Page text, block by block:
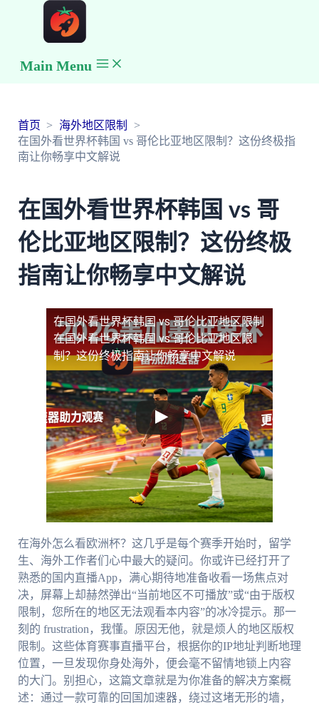
Main Menu
首页
海外地区限制
在国外看世界杯韩国 vs 哥伦比亚地区限制？这份终极指
南让你畅享中文解说
在国外看世界杯韩国 vs 哥
伦比亚地区限制？这份终极
指南让你畅享中文解说
在国外看世界杯韩国 vs 哥伦比亚地区限制
在国外看世界杯韩国 vs 哥伦比亚地区限
制？这份终极指南让你畅享中文解说
在海外怎么看欧洲杯？这几乎是每个赛季开始时，留学
生、海外工作者们心中最大的疑问。你或许已经打开了
熟悉的国内直播App，满心期待地准备收看一场焦点对
决，屏幕上却赫然弹出“当前地区不可播放”或“由于版权
限制，您所在的地区无法观看本内容”的冰冷提示。那一
刻的 frustration，我懂。原因无他，就是烦人的地区版权
限制。这些体育赛事直播平台，根据你的IP地址判断地理
位置，一旦发现你身处海外，便会毫不留情地锁上内容
的大门。别担心，这篇文章就是为你准备的解决方案概
述：通过一款可靠的回国加速器，绕过这堵无形的墙，